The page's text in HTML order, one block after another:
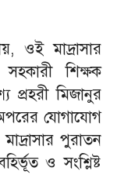
ওই মাদ্রাসার
শিক্ষক
প্রহরী মিজানুর
যোগাযোগ
পুরাতন
ও সংশ্লিষ্ট